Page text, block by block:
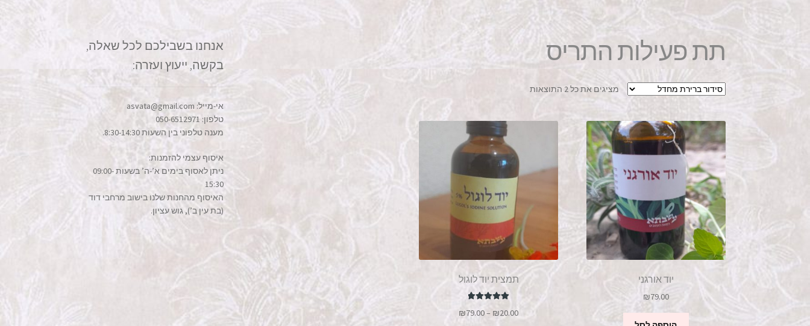
תת פעילות התריס
מציגים את כל ⁦2⁩ התוצאות
יוד אורגני
₪79.00
תמצית יוד לוגול
מתוך 5
₪20.00
–
₪79.00
טווח
אנחנו בשבילכם לכל שאלה,
בקשה, ייעוץ ועזרה:
אי-מייל: asvata@gmail.com
טלפון: 050-6512971
מענה טלפוני בין השעות 8:30-14:30.
איסוף עצמי להזמנות:
ניתן לאסוף בימים א’-ה’ בשעות 09:00-
15:30
האיסוף מהחנות שלנו בישוב מרחבי דוד
(בת עין ב’), גוש עציון.